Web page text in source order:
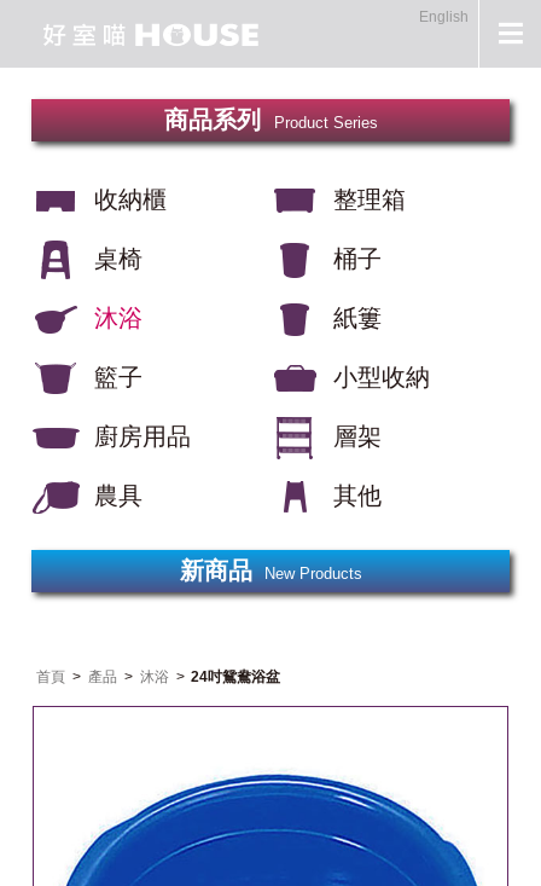
English
商品系列 Product Series
收納櫃 整理箱
桌椅 桶子
沐浴 紙簍
籃子 小型收納
廚房用品 層架
農具 其他
新商品 New Products
首頁 > 產品 > 沐浴 > 24吋鴛鴦浴盆